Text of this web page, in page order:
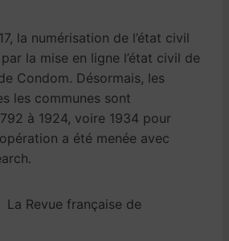
la numérisation de l’état civil
par la mise en ligne l’état civil de
Condom. Désormais, les
les communes sont
à 1924, voire 1934 pour
a été menée avec
La Revue française de